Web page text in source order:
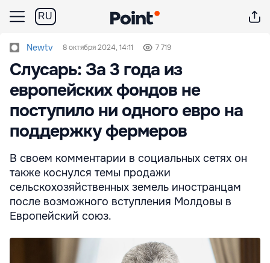
RU
Newtv 8 октября 2024, 14:11 7 719
Слусарь: За 3 года из
европейских фондов не
поступило ни одного евро на
поддержку фермеров
В своем комментарии в социальных сетях он
также коснулся темы продажи
сельскохозяйственных земель иностранцам
после возможного вступления Молдовы в
Европейский союз.